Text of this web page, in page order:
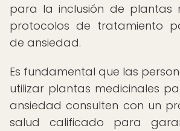
para la inclusión de plantas
protocolos de tratamiento
de ansiedad.
Es fundamental que las
utilizar plantas medicinales
ansiedad consulten con un
salud calificado para